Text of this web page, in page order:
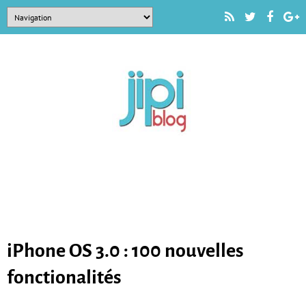
iPhone OS 3.0 : 100 nouvelles
fonctionalités